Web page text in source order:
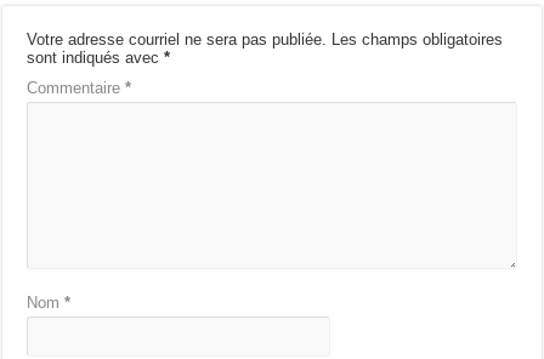
Votre adresse courriel ne sera pas publiée. Les champs obligatoires
sont indiqués avec*
Commentaire*
Nom*